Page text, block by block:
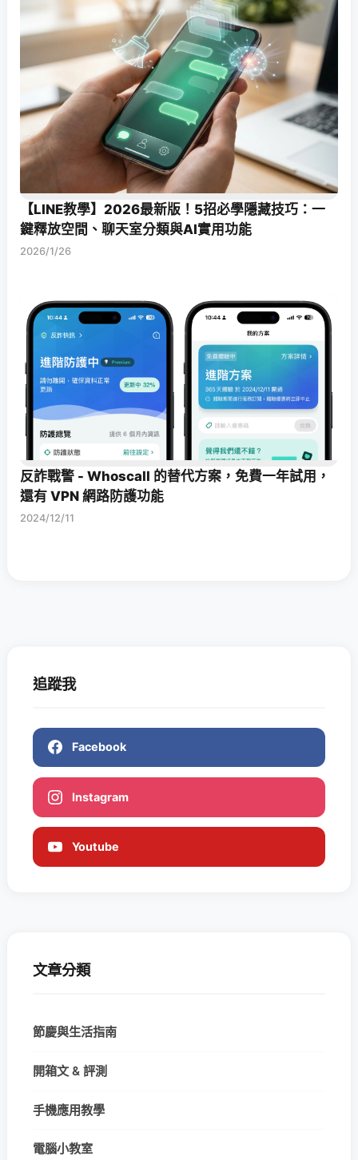
【LINE教學】2026最新版！5招必學隱藏技巧：一
鍵釋放空間、聊天室分類與AI實用功能
2026/1/26
反詐戰警 - Whoscall 的替代方案，免費一年試用，
還有 VPN 網路防護功能
2024/12/11
追蹤我
Facebook
Instagram
Youtube
文章分類
節慶與生活指南
開箱文 & 評測
手機應用教學
電腦小教室